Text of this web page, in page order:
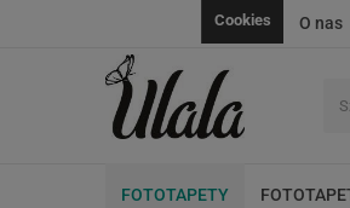
O nas
Cookies
FOTOTAPETY